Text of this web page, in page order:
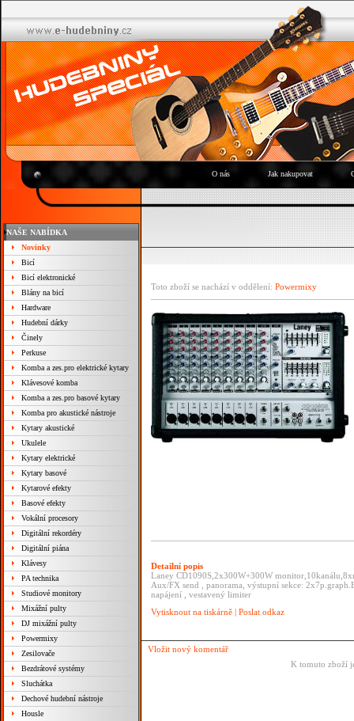
O nás Jak nakupovat
NAŠE NABÍDKA
Novinky
Bicí
Bicí elektronické
Blány na bicí
Hardware
Hudební dárky
Činely
Perkuse
Komba a zes.pro elektrické kytary
Klávesové komba
Komba a zes.pro basové kytary
Komba pro akustické nástroje
Kytary akustické
Ukulele
Kytary elektrické
Kytary basové
Kytarové efekty
Basové efekty
Vokální procesory
Digitální rekordéry
Digitální piána
Klávesy
PA technika
Studiové monitory
Mixážní pulty
DJ mixážní pulty
Powermixy
Zesilovače
Bezdrátové systémy
Sluchátka
Dechové hudební nástroje
Housle
Toto zboží se nachází v oddělení: Powermixy
Detailní popis
Laney CD1090S,2x300W+300W
Aux/FX send , panorama, výstupní sekce:
napájení , vestavený limiter
Vytisknout na tiskárně | Poslat odkaz
Vložit nový komentář
K tomuto zboží